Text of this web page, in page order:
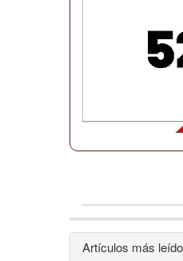
Detalles
Artículos más